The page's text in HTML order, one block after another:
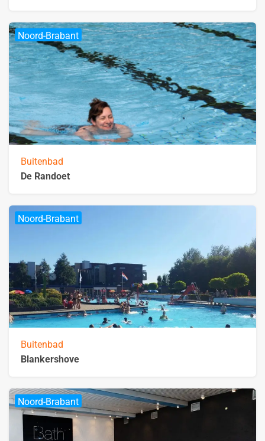
Noord-Brabant
Buitenbad
De Randoet
Noord-Brabant
Buitenbad
Blankershove
Noord-Brabant